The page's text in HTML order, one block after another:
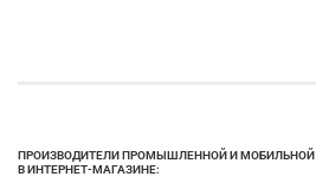
ПРОИЗВОДИТЕЛИ ПРОМЫШЛЕННОЙ И МОБИЛЬНОЙ
В ИНТЕРНЕТ-МАГАЗИНЕ: